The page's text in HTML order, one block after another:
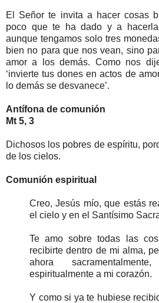
El Señor te invita a hacer cosas
poco que te ha dado y a
aunque tengamos solo tres
bien no para que nos vean, sino
amor a los demás. Como nos
‘invierte tus dones en actos de
lo demás se desvanece’.
Antífona de comunión
Mt 5, 3
Dichosos los pobres de espíritu,
de los cielos.
Comunión espiritual
Creo, Jesús mío, que estás
el cielo y en el Santísimo
Te amo sobre todas las
recibirte dentro de mi alma,
ahora
espiritualmente a mi corazón.
Y como si ya te hubiese